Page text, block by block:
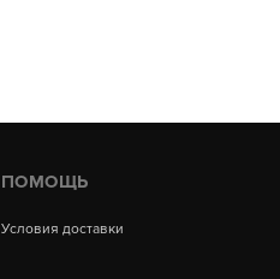
ПОМОЩЬ
Условия доставки